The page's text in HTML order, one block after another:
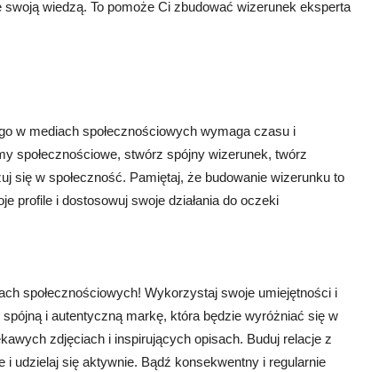
wiedzą. To pomoże Ci zbudować wizerunek eksperta
w mediach społecznościowych wymaga czasu i
społecznościowe, stwórz spójny wizerunek, twórz
się w społeczność. Pamiętaj, że budowanie wizerunku to
profile i dostosowuj swoje działania do oczeki
społecznościowych! Wykorzystaj swoje umiejętności i
i autentyczną markę, która będzie wyróżniać się w
zdjęciach i inspirujących opisach. Buduj relacje z
udzielaj się aktywnie. Bądź konsekwentny i regularnie